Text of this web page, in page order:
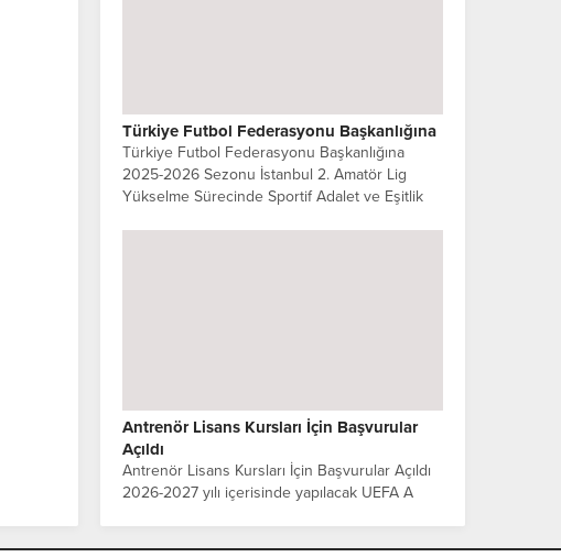
Türkiye Futbol Federasyonu Başkanlığına
Türkiye Futbol Federasyonu Başkanlığına
2025-2026 Sezonu İstanbul 2. Amatör Lig
Yükselme Sürecinde Sportif Adalet ve Eşitlik
Antrenör Lisans Kursları İçin Başvurular
Açıldı
Antrenör Lisans Kursları İçin Başvurular Açıldı
2026-2027 yılı içerisinde yapılacak UEFA A